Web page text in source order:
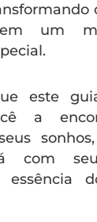
um
este
a
com